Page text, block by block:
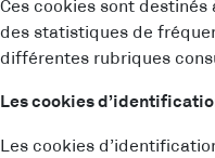
Ces cookies sont
des statistiques de
différentes rubriques
Les cookies
Les cookies